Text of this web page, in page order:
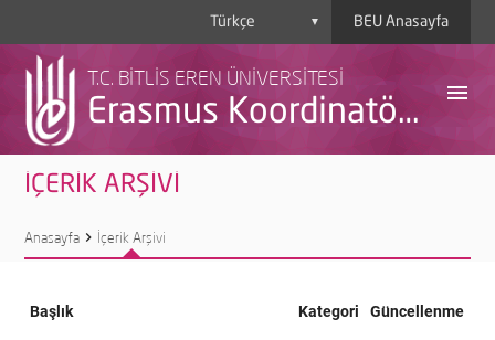
▼ BEU Anasayfa
T.C. BİTLİS EREN ÜNİVERSİTESİ
Erasmus Koordinatörlüğü
menu
İÇERİK ARŞİVİ
Anasayfa chevron_right İçerik Arşivi
Başlık Kategori Güncellenme